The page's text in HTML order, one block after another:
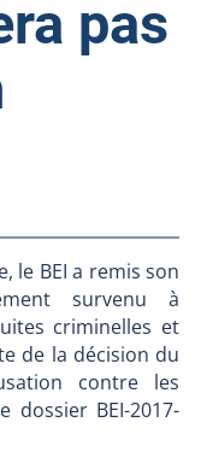
pas
le BEI a remis son
survenu à
criminelles et
de la décision du
contre les
dossier BEI-2017-